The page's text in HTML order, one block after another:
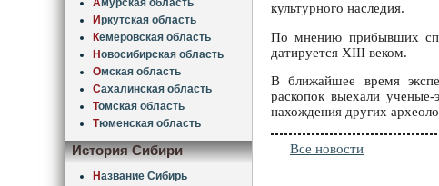
Амурская область
Иркутская область
Кемеровская область
Новосибирская область
Омская область
Сахалинская область
Томская область
Тюменская область
История Сибири
Название Сибирь
культурного наследия.
По мнению прибывших
датируется ХIII веком.
В ближайшее время
раскопок выехали
нахождения других
Все новости